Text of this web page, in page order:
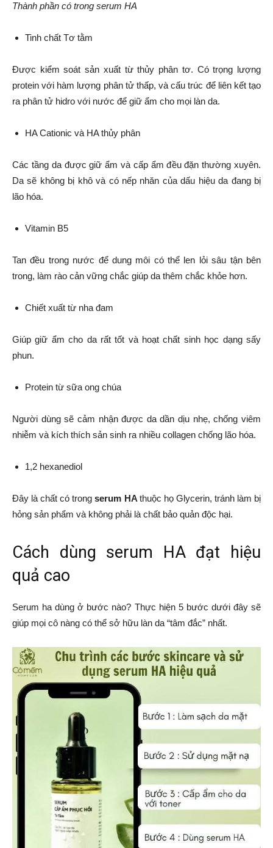
Thành phần có trong serum HA
Tinh chất Tơ tằm
Được kiểm soát sản xuất từ thủy phân tơ. Có trọng lượng
protein với hàm lượng phân tử thấp, và cấu trúc để liên kết tạo
ra phân tử hidro với nước để giữ ẩm cho mọi làn da.
HA Cationic và HA thủy phân
Các tầng da được giữ ẩm và cấp ẩm đều đặn thường xuyên.
Da sẽ không bị khô và có nếp nhăn của dấu hiệu da đang bị
lão hóa.
Vitamin B5
Tan đều trong nước để dung môi có thể len lỏi sâu tận bên
trong, làm rào cản vững chắc giúp da thêm chắc khỏe hơn.
Chiết xuất từ nha đam
Giúp giữ ẩm cho da rất tốt và hoạt chất sinh học dạng sấy
phun.
Protein từ sữa ong chúa
Người dùng sẽ cảm nhận được da dần dịu nhẹ, chống viêm
nhiễm và kích thích sản sinh ra nhiều collagen chống lão hóa.
1,2 hexanediol
Đây là chất có trongserum HA thuộc họ Glycerin, tránh làm bị
hỏng sản phẩm và không phải là chất bảo quản độc hại.
Cách dùng serum HA đạt hiệu
quả cao
Serum ha dùng ở bước nào? Thực hiện 5 bước dưới đây sẽ
giúp mọi cô nàng có thể sở hữu làn da “tâm đắc” nhất.